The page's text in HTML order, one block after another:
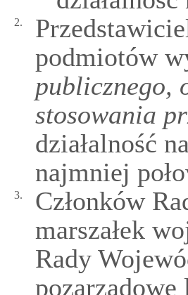
2.
podmiotów
publicznego,
stosowania
działalność
najmniej
3.
Członków
marszałek
Rady